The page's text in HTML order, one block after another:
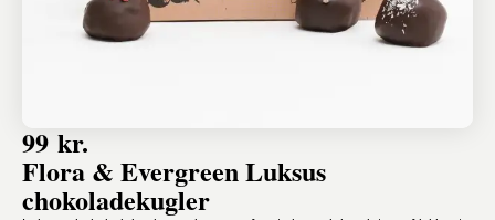
99 kr.
Flora & Evergreen Luksus
chokoladekugler